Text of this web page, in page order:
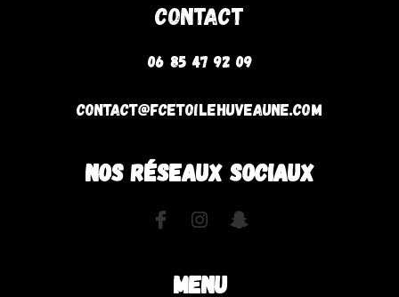
Contact
06 85 47 92 09
contact@fcetoilehuveaune.com
NOS RÉSEAUX SOCIAUX
MENU